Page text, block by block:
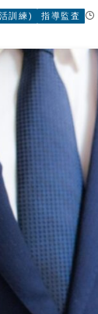
訓練) 指導監査